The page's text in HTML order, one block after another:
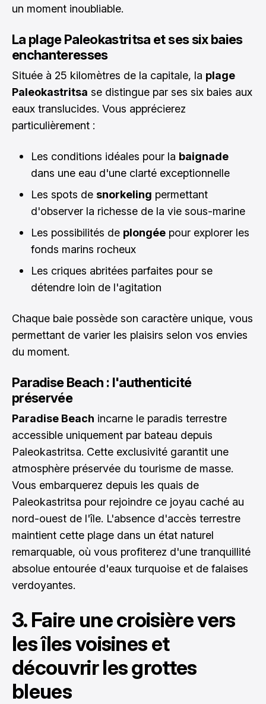
un moment inoubliable.
La plage Paleokastritsa et ses six baies
enchanteresses
Située à 25 kilomètres de la capitale, la plage
Paleokastritsa se distingue par ses six baies aux
eaux translucides. Vous apprécierez
particulièrement :
Les conditions idéales pour la baignade
dans une eau d'une clarté exceptionnelle
Les spots de snorkeling permettant
d'observer la richesse de la vie sous-marine
Les possibilités de plongée pour explorer les
fonds marins rocheux
Les criques abritées parfaites pour se
détendre loin de l'agitation
Chaque baie possède son caractère unique, vous
permettant de varier les plaisirs selon vos envies
du moment.
Paradise Beach : l'authenticité
préservée
Paradise Beach incarne le paradis terrestre
accessible uniquement par bateau depuis
Paleokastritsa. Cette exclusivité garantit une
atmosphère préservée du tourisme de masse.
Vous embarquerez depuis les quais de
Paleokastritsa pour rejoindre ce joyau caché au
nord-ouest de l'île. L'absence d'accès terrestre
maintient cette plage dans un état naturel
remarquable, où vous profiterez d'une tranquillité
absolue entourée d'eaux turquoise et de falaises
verdoyantes.
3. Faire une croisière vers
les îles voisines et
découvrir les grottes
bleues